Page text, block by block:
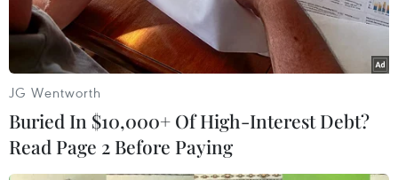
JG Wentworth
Buried In $10,000+ Of High-Interest Debt?
Read Page 2 Before Paying